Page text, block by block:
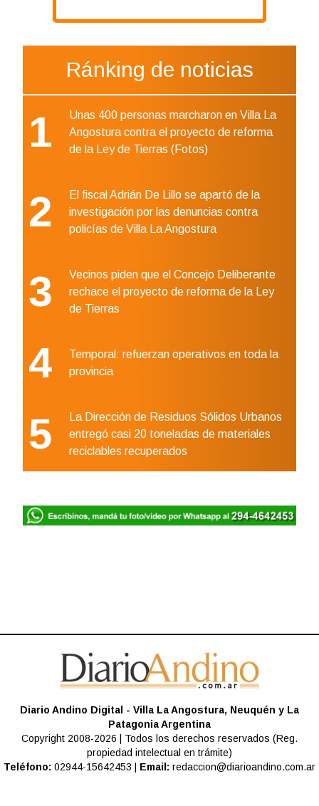
Ránking de noticias
1
Unas 400 personas marcharon en Villa La
Angostura contra el proyecto de reforma
de la Ley de Tierras (Fotos)
2
El fiscal Adrián De Lillo se apartó de la
investigación por las denuncias contra
policías de Villa La Angostura
3
Vecinos piden que el Concejo Deliberante
rechace el proyecto de reforma de la Ley
de Tierras
4
Temporal: refuerzan operativos en toda la
provincia
5
La Dirección de Residuos Sólidos Urbanos
entregó casi 20 toneladas de materiales
reciclables recuperados
Diario Andino Digital - Villa La Angostura, Neuquén y La
Patagonia Argentina
Copyright 2008-2026 | Todos los derechos reservados (Reg.
propiedad intelectual en trámite)
Teléfono: 02944-15642453 | Email: redaccion@diarioandino.com.ar